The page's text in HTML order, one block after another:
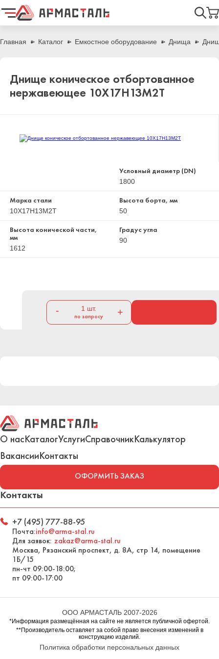
Главная Каталог Емкостное оборудование Днища
Днище коническое отбортованное
нержавеющее 10Х17Н13М2Т
Условный диаметр (DN)
1800
Марка стали
10Х17Н13М2Т
Высота борта, мм
50
Высота конической части,
мм
1612
Градус угла
90
- 1 шт.
по запросу
+
О насКаталогУслугиСправочникКалькулятор
ВакансииКонтакты
ОФОРМИТЬ ЗАКАЗ
Контакты
+7 (495) 777-88-95
Почта:info@arma-stal.ru
Для заявок: zakaz@arma-stal.ru
Москва, Рязанский проспект, д. 8А, стр 14, помещение
1Б/15
пн-чт 09:00-18:00;
пт 09:00-17:00
ООО АРМАСТАЛЬ 2007-2026
*Информация размещённая на сайте не является публичной офертой.
**Производитель оставляет за собой право внесения изменений в
конструкцию изделий.
Политика обработки персональных данных